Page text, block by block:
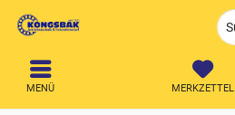
MERKZETTEL
MENÜ